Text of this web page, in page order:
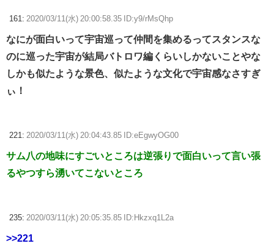
161: 2020/03/11(水) 20:00:58.35 ID:y9/rMsQhp
なにが面白いって宇宙巡って仲間を集めるってスタンスな
のに巡った宇宙が結局バトロワ編くらいしかないことやな
しかも似たような景色、似たような文化で宇宙感なさすぎ
ぃ！
221: 2020/03/11(水) 20:04:43.85 ID:eEgwyOG00
サム八の地味にすごいところは逆張りで面白いって言い張
るやつすら湧いてこないところ
235: 2020/03/11(水) 20:05:35.85 ID:Hkzxq1L2a
>>221